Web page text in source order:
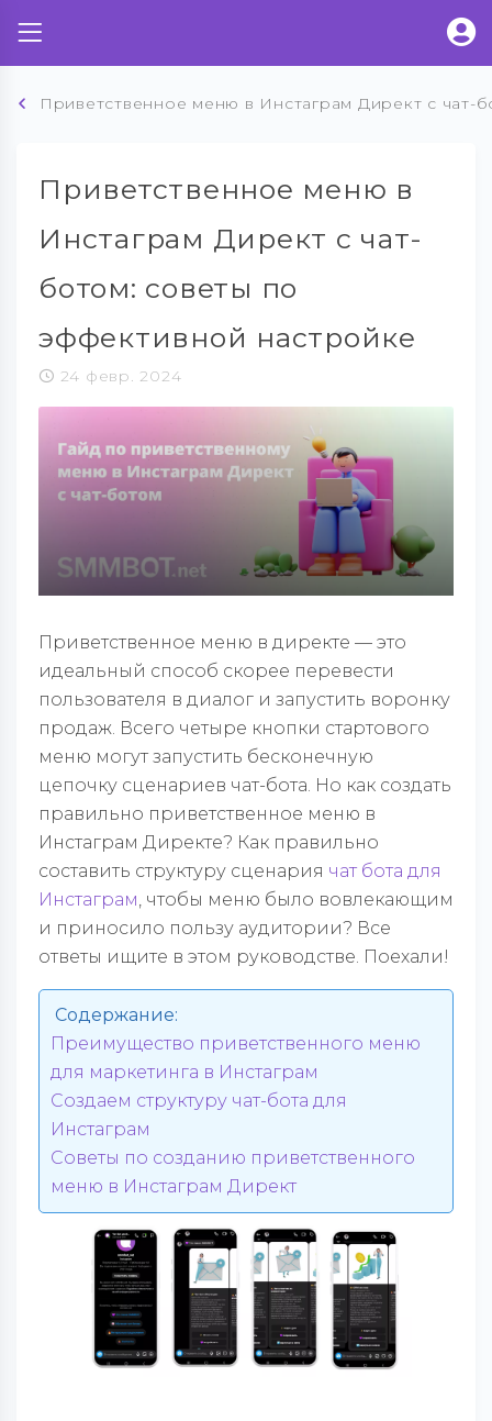
Приветственное меню в Инстаграм Директ с чат-
Приветственное меню в
Инстаграм Директ с чат-
ботом: советы по
эффективной настройке
24 февр. 2024
Приветственное меню в директе — это
идеальный способ скорее перевести
пользователя в диалог и запустить воронку
продаж. Всего четыре кнопки стартового
меню могут запустить бесконечную
цепочку сценариев чат-бота. Но как создать
правильно приветственное меню в
Инстаграм Директе? Как правильно
составить структуру сценария чат бота для
Инстаграм, чтобы меню было вовлекающим
и приносило пользу аудитории? Все
ответы ищите в этом руководстве. Поехали!
Содержание:
Преимущество приветственного меню
для маркетинга в Инстаграм
Создаем структуру чат-бота для
Инстаграм
Советы по созданию приветственного
меню в Инстаграм Директ